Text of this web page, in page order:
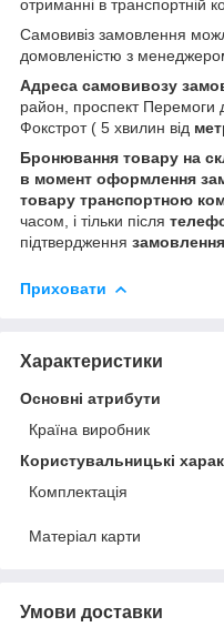
отриманні в транспортній
Самовивіз замовлення
домовленістю з
Адреса самовивозу
район, проспект Перемоги
Фокстрот ( 5 хвилин від
Бронювання товару на
в момент оформлення
товару транспортною
часом, і тільки після
підтвердження замовлення
Приховати
Характеристики
Основні атрибути
Країна виробник
Користувальницькі
Комплектація
Матеріал карти
Умови доставки